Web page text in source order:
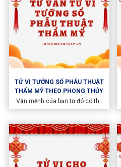
cộng đồng hết sức tán dương.
TỬ VI TƯỚNG SỐ PHẪU THUẬT
THẨM MỸ THEO PHONG THỦY
Vận mệnh của bạn từ đó có thể
thay đổi theo hướng tốt hơn cùng
học – Tử vi lý số phẫu thuật
thẩm mỹ đúng Phong Thủy